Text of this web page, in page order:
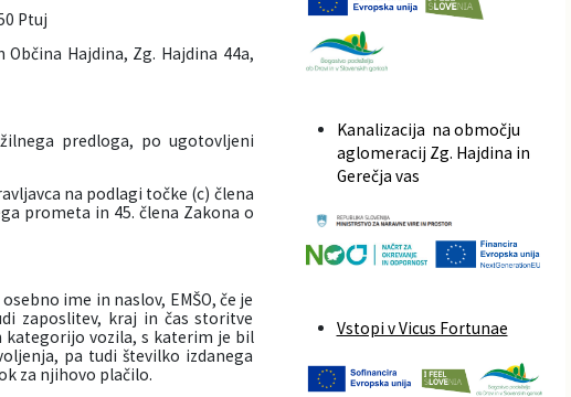
Ptuj
Hajdina, Zg. Hajdina 44a,
predloga, po ugotovljeni
na podlagi točke (c) člena
prometa in 45. člena Zakona o
ime in naslov, EMŠO, če je
zaposlitev, kraj in čas storitve
kategorijo vozila, s katerim je bil
pa tudi številko izdanega
za njihovo plačilo.
Kanalizacija na območju
aglomeracij Zg. Hajdina in
Gerečja vas
Vstopi v Vicus Fortunae